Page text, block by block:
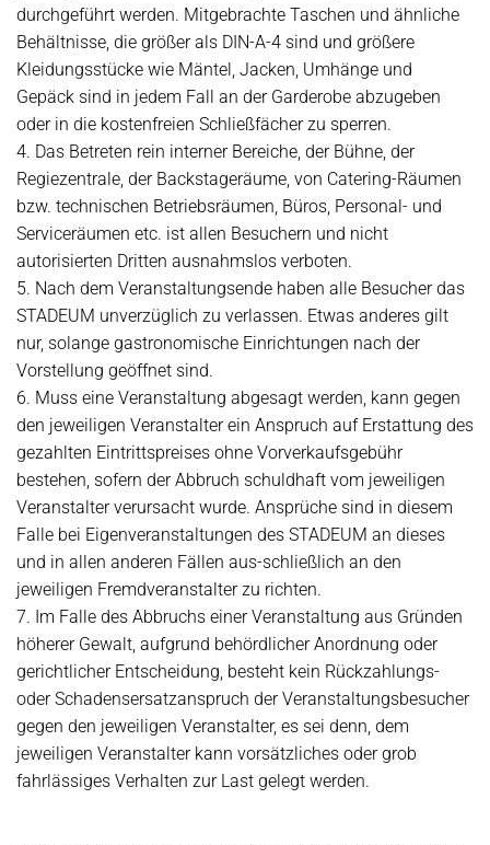
durchgeführt werden. Mitgebrachte Taschen und ähnliche
Behältnisse, die größer als DIN-A-4 sind und größere
Kleidungsstücke wie Mäntel, Jacken, Umhänge und
Gepäck sind in jedem Fall an der Garderobe abzugeben
oder in die kostenfreien Schließfächer zu sperren.
4. Das Betreten rein interner Bereiche, der Bühne, der
Regiezentrale, der Backstageräume, von Catering-Räumen
bzw. technischen Betriebsräumen, Büros, Personal- und
Serviceräumen etc. ist allen Besuchern und nicht
autorisierten Dritten ausnahmslos verboten.
5. Nach dem Veranstaltungsende haben alle Besucher das
STADEUM unverzüglich zu verlassen. Etwas anderes gilt
nur, solange gastronomische Einrichtungen nach der
Vorstellung geöffnet sind.
6. Muss eine Veranstaltung abgesagt werden, kann gegen
den jeweiligen Veranstalter ein Anspruch auf Erstattung des
gezahlten Eintrittspreises ohne Vorverkaufsgebühr
bestehen, sofern der Abbruch schuldhaft vom jeweiligen
Veranstalter verursacht wurde. Ansprüche sind in diesem
Falle bei Eigenveranstaltungen des STADEUM an dieses
und in allen anderen Fällen aus-schließlich an den
jeweiligen Fremdveranstalter zu richten.
7. Im Falle des Abbruchs einer Veranstaltung aus Gründen
höherer Gewalt, aufgrund behördlicher Anordnung oder
gerichtlicher Entscheidung, besteht kein Rückzahlungs-
oder Schadensersatzanspruch der Veranstaltungsbesucher
gegen den jeweiligen Veranstalter, es sei denn, dem
jeweiligen Veranstalter kann vorsätzliches oder grob
fahrlässiges Verhalten zur Last gelegt werden.